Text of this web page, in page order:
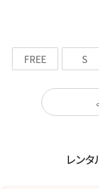
FREE S
レン